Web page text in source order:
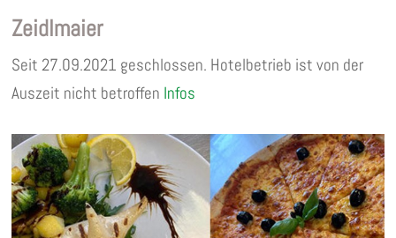
Zeidlmaier
Seit 27.09.2021 geschlossen. Hotelbetrieb ist von der
Auszeit nicht betroffen Infos